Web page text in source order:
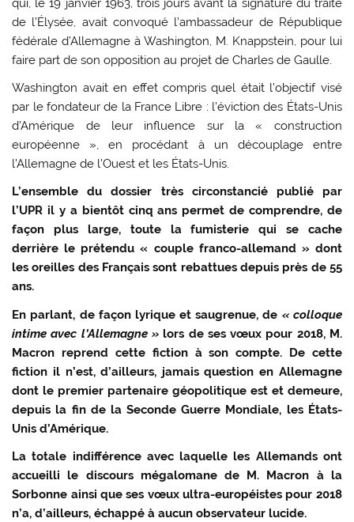
qui, le 19 janvier 1963, trois jours avant la signature du traité
de l’Élysée, avait convoqué l’ambassadeur de République
fédérale d’Allemagne à Washington, M. Knappstein, pour lui
faire part de son opposition au projet de Charles de Gaulle.
Washington avait en effet compris quel était l’objectif visé
par le fondateur de la France Libre : l’éviction des États-Unis
d’Amérique de leur influence sur la « construction
européenne », en procédant à un découplage entre
l’Allemagne de l’Ouest et les États-Unis.
L’ensemble du dossier très circonstancié publié par
l’UPR il y a bientôt cinq ans permet de comprendre, de
façon plus large, toute la fumisterie qui se cache
derrière le prétendu « couple franco-allemand » dont
les oreilles des Français sont rebattues depuis près de 55
ans.
En parlant, de façon lyrique et saugrenue, de « colloque
intime avec l’Allemagne »lors de ses vœux pour 2018, M.
Macron reprend cette fiction à son compte. De cette
fiction il n’est, d’ailleurs, jamais question en Allemagne
dont le premier partenaire géopolitique est et demeure,
depuis la fin de la Seconde Guerre Mondiale, les États-
Unis d’Amérique.
La totale indifférence avec laquelle les Allemands ont
accueilli le discours mégalomane de M. Macron à la
Sorbonne ainsi que ses vœux ultra-européistes pour 2018
n’a, d’ailleurs, échappé à aucun observateur lucide.